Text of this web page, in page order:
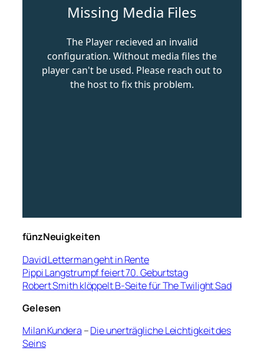
fünzNeuigkeiten
David Letterman geht in Rente
Pippi Langstrumpf feiert 70. Geburtstag
Robert Smith klöppelt B-Seite für The Twilight Sad
Gelesen
Milan Kundera –Die unerträgliche Leichtigkeit des
Seins